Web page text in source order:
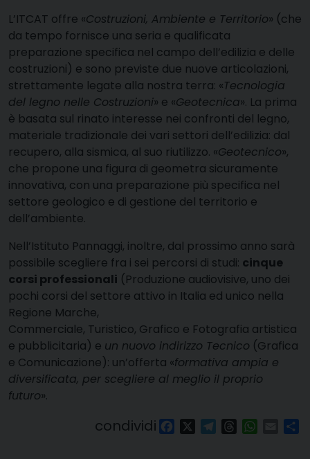
L’ITCAT offre «Costruzioni, Ambiente e Territorio» (che
da tempo fornisce una seria e qualificata
preparazione specifica nel campo dell’edilizia e delle
costruzioni) e sono previste due nuove articolazioni,
strettamente legate alla nostra terra: «Tecnologia
del legno nelle Costruzioni» e «Geotecnica». La prima
è basata sul rinato interesse nei confronti del legno,
materiale tradizionale dei vari settori dell’edilizia: dal
recupero, alla sismica, al suo riutilizzo. «Geotecnico»,
che propone una figura di geometra sicuramente
innovativa, con una preparazione più specifica nel
settore geologico e di gestione del territorio e
dell’ambiente.
Nell’Istituto Pannaggi, inoltre, dal prossimo anno sarà
possibile scegliere fra i sei percorsi di studi: cinque
corsi professionali (Produzione audiovisive, uno dei
pochi corsi del settore attivo in Italia ed unico nella
Regione Marche,
Commerciale, Turistico, Grafico e Fotografia artistica
e pubblicitaria) e un nuovo indirizzo Tecnico (Grafica
e Comunicazione): un’offerta «formativa ampia e
diversificata, per scegliere al meglio il proprio
futuro».
condividi FacebookTelegram
Threads Email